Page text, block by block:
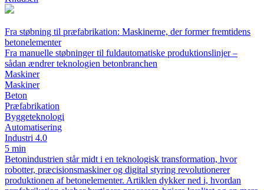
Fra støbning til præfabrikation: Maskinerne, der former fremtidens
betonelementer
Fra manuelle støbninger til fuldautomatiske produktionslinjer –
sådan ændrer teknologien betonbranchen
Maskiner
Maskiner
Beton
Præfabrikation
Byggeteknologi
Automatisering
Industri 4.0
5 min
Betonindustrien står midt i en teknologisk transformation, hvor
robotter, præcisionsmaskiner og digital styring revolutionerer
produktionen af betonelementer. Artiklen dykker ned i, hvordan